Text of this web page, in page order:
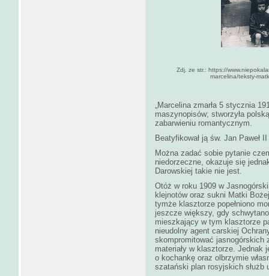
Zdj. ze str.: https://
marcelina/teksty-
„Marcelina zmarła 5 stycznia
maszynopisów; stworzyła
zabarwieniu romantycznym.
Beatyfikował ją św. Jan Paweł
Można zadać sobie pytanie
niedorzeczne, okazuje się
Darowskiej takie nie jest.
Otóż w roku 1909 w
klejnotów oraz sukni Matki
tymże klasztorze popełniono
jeszcze większy, gdy
mieszkający w tym klasztorze
nieudolny agent carskiej
skompromitować jasnogórskich
materiały w klasztorze. Jednak
o kochankę oraz olbrzymie
szatański plan rosyjskich służb